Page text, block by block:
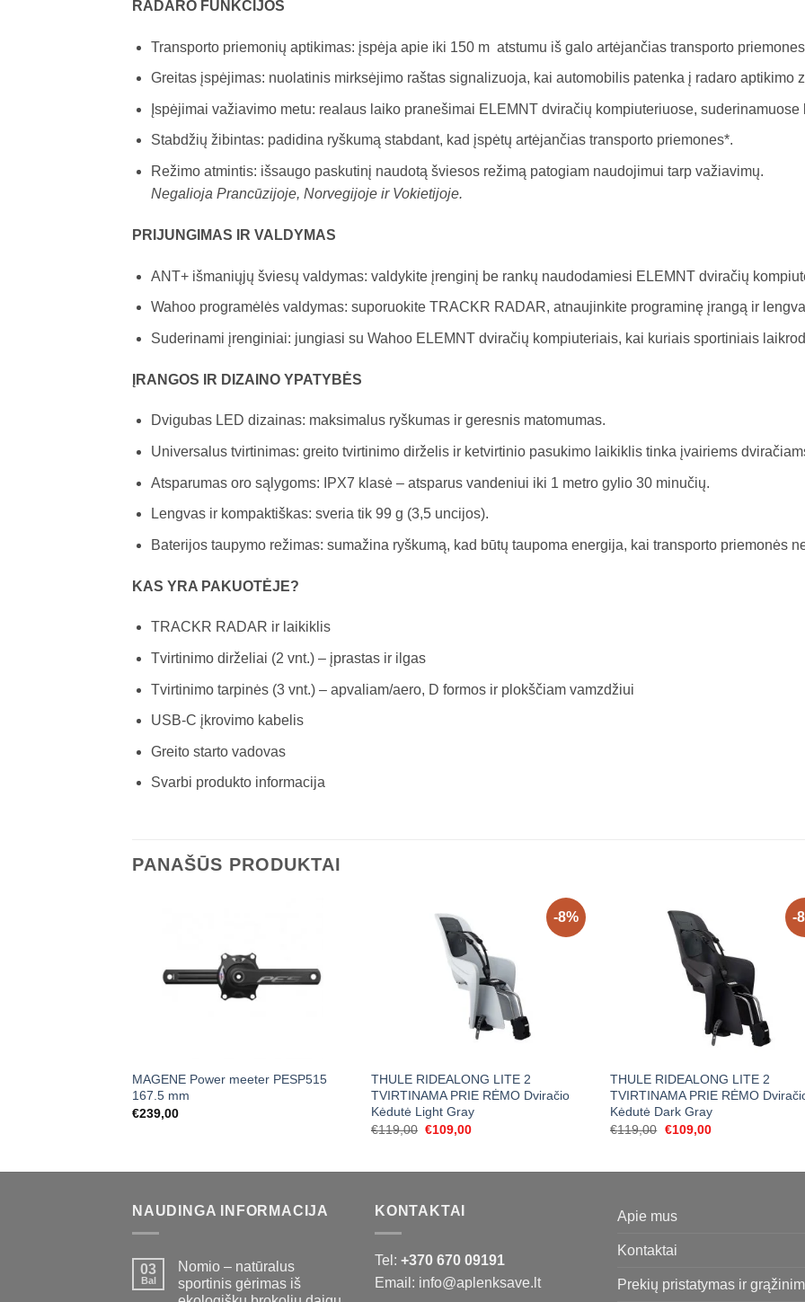
RADARO FUNKCIJOS
Transporto priemonių aptikimas: įspėja apie iki 150 m atstumu iš galo artėjančias transporto
Greitas įspėjimas: nuolatinis mirksėjimo raštas signalizuoja, kai automobilis patenka į radaro aptikimo
Įspėjimai važiavimo metu: realaus laiko pranešimai ELEMNT dviračių kompiuteriuose,
Stabdžių žibintas: padidina ryškumą stabdant, kad įspėtų artėjančias transporto priemones*.
Režimo atmintis: išsaugo paskutinį naudotą šviesos režimą patogiam naudojimui tarp važiavimų.
Negalioja Prancūzijoje, Norvegijoje ir Vokietijoje.
PRIJUNGIMAS IR VALDYMAS
ANT+ išmaniųjų šviesų valdymas: valdykite įrenginį be rankų naudodamiesi ELEMNT dviračių
Wahoo programėlės valdymas: suporuokite TRACKR RADAR, atnaujinkite programinę įrangą ir
Suderinami įrenginiai: jungiasi su Wahoo ELEMNT dviračių kompiuteriais, kai kuriais sportiniais
ĮRANGOS IR DIZAINO YPATYBĖS
Dvigubas LED dizainas: maksimalus ryškumas ir geresnis matomumas.
Universalus tvirtinimas: greito tvirtinimo dirželis ir ketvirtinio pasukimo laikiklis tinka įvairiems
Atsparumas oro sąlygoms: IPX7 klasė – atsparus vandeniui iki 1 metro gylio 30 minučių.
Lengvas ir kompaktiškas: sveria tik 99 g (3,5 uncijos).
Baterijos taupymo režimas: sumažina ryškumą, kad būtų taupoma energija, kai transporto priemonės
KAS YRA PAKUOTĖJE?
TRACKR RADAR ir laikiklis
Tvirtinimo dirželiai (2 vnt.) – įprastas ir ilgas
Tvirtinimo tarpinės (3 vnt.) – apvaliam/aero, D formos ir plokščiam vamzdžiui
USB-C įkrovimo kabelis
Greito starto vadovas
Svarbi produkto informacija
PANAŠŪS PRODUKTAI
MAGENE Power meeter PESP515
167.5 mm
€239,00
-8%
THULE RIDEALONG LITE 2
TVIRTINAMA PRIE RĖMO Dviračio
Kėdutė Light Gray
€119,00 Original
€109,00Current
-
THULE RIDEALONG LITE 2
TVIRTINAMA PRIE RĖMO
Kėdutė Dark Gray
€119,00 Original
€109,00Current
NAUDINGA INFORMACIJA
03
Bal
Nomio – natūralus
sportinis gėrimas iš
KONTAKTAI
Tel: +370 670 09191
Email: info@aplenksave.lt
Apie mus
Kontaktai
Prekių pristatymas ir